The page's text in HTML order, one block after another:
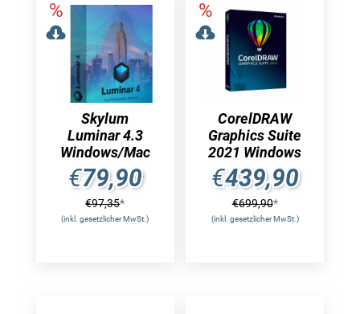
Skylum
Luminar 4.3
Windows/Mac
€79,90
€97,35*
(inkl. gesetzlicher MwSt.)
CorelDRAW
Graphics Suite
2021 Windows
€439,90
€699,90*
(inkl. gesetzlicher MwSt.)